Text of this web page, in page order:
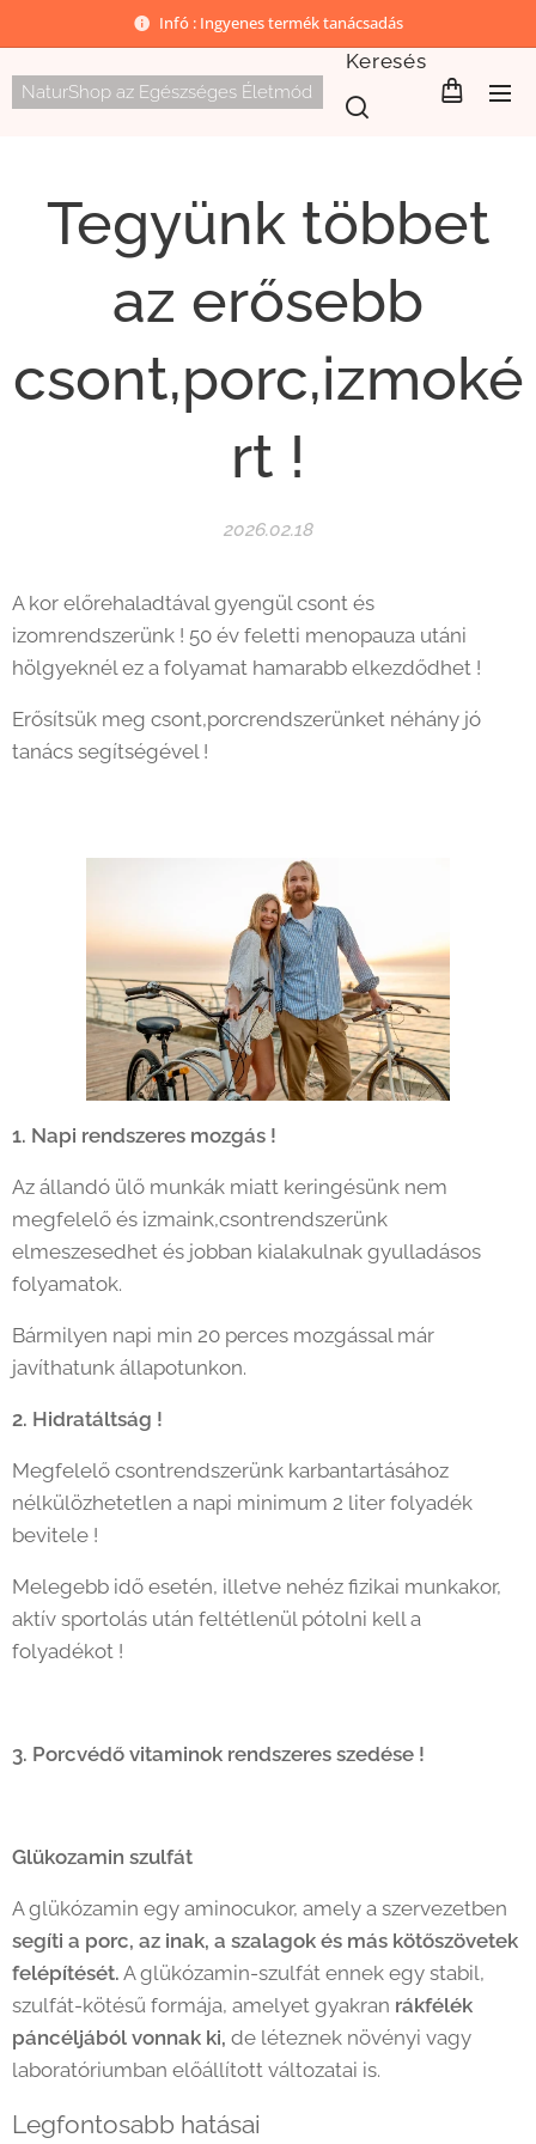
Infó : Ingyenes termék tanácsadás
NaturShop az Egészséges Életmód
Keresés
Tegyünk többet
az erősebb
csont,porc,izmoké
rt !
2026.02.18
A kor előrehaladtával gyengül csont és
izomrendszerünk ! 50 év feletti menopauza utáni
hölgyeknél ez a folyamat hamarabb elkezdődhet !
Erősítsük meg csont,porcrendszerünket néhány jó
tanács segítségével !
1. Napi rendszeres mozgás !
Az állandó ülő munkák miatt keringésünk nem
megfelelő és izmaink,csontrendszerünk
elmeszesedhet és jobban kialakulnak gyulladásos
folyamatok.
Bármilyen napi min 20 perces mozgással már
javíthatunk állapotunkon.
2. Hidratáltság !
Megfelelő csontrendszerünk karbantartásához
nélkülözhetetlen a napi minimum 2 liter folyadék
bevitele !
Melegebb idő esetén, illetve nehéz fizikai munkakor,
aktív sportolás után feltétlenül pótolni kell a
folyadékot !
3. Porcvédő vitaminok rendszeres szedése !
Glükozamin szulfát
A glükózamin egy aminocukor, amely a szervezetben
segíti a porc, az inak, a szalagok és más kötőszövetek
felépítését. A glükózamin-szulfát ennek egy stabil,
szulfát-kötésű formája, amelyet gyakran rákfélék
páncéljából vonnak ki, de léteznek növényi vagy
laboratóriumban előállított változatai is.
Legfontosabb hatásai